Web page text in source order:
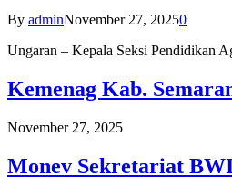
By adminNovember 27, 20250
Ungaran – Kepala Seksi Pendidikan
Kemenag Kab.
November 27, 2025
Monev Sekretariat